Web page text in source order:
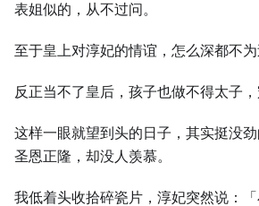
表姐似的，从不过问。
至于皇上对淳妃的情谊，怎么深都不为
反正当不了皇后，孩子也做不得太子，
这样一眼就望到头的日子，其实挺没
圣恩正隆，却没人羡慕。
我低着头收拾碎瓷片，淳妃突然说：